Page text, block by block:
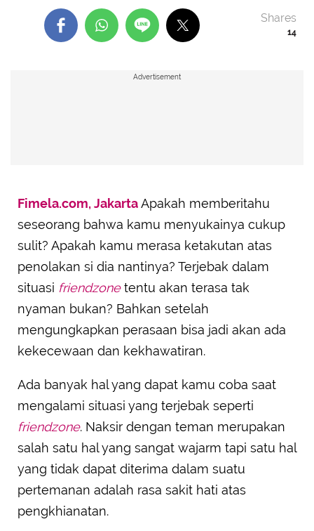
14
Shares
Advertisement
Fimela.com, JakartaApakah memberitahu
seseorang bahwa kamu menyukainya cukup
sulit? Apakah kamu merasa ketakutan atas
penolakan si dia nantinya? Terjebak dalam
situasi friendzonetentu akan terasa tak
nyaman bukan? Bahkan setelah
mengungkapkan perasaan bisa jadi akan ada
kekecewaan dan kekhawatiran.
Ada banyak hal yang dapat kamu coba saat
mengalami situasi yang terjebak seperti
friendzone. Naksir dengan teman merupakan
salah satu hal yang sangat wajarm tapi satu hal
yang tidak dapat diterima dalam suatu
pertemanan adalah rasa sakit hati atas
pengkhianatan.